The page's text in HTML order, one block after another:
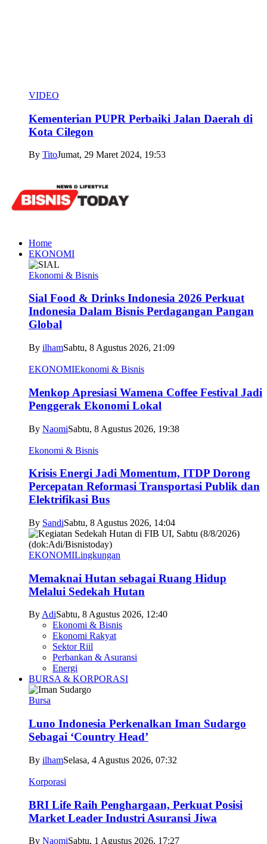
VIDEO
Kementerian PUPR Perbaiki Jalan Daerah di
Kota Cilegon
By TitoJumat, 29 Maret 2024, 19:53
Home
EKONOMI
Ekonomi & Bisnis
Sial Food & Drinks Indonesia 2026 Perkuat
Indonesia Dalam Bisnis Perdagangan Pangan
Global
By ilhamSabtu, 8 Agustus 2026, 21:09
EKONOMIEkonomi & Bisnis
Menkop Apresiasi Wamena Coffee Festival Jadi
Penggerak Ekonomi Lokal
By NaomiSabtu, 8 Agustus 2026, 19:38
Ekonomi & Bisnis
Krisis Energi Jadi Momentum, ITDP Dorong
Percepatan Reformasi Transportasi Publik dan
Elektrifikasi Bus
By SandiSabtu, 8 Agustus 2026, 14:04
EKONOMILingkungan
Memaknai Hutan sebagai Ruang Hidup
Melalui Sedekah Hutan
ByAdiSabtu, 8 Agustus 2026, 12:40
Ekonomi & Bisnis
Ekonomi Rakyat
Sektor Riil
Perbankan & Asuransi
Energi
BURSA & KORPORASI
Bursa
Luno Indonesia Perkenalkan Iman Sudargo
Sebagai ‘Country Head’
By ilhamSelasa, 4 Agustus 2026, 07:32
Korporasi
BRI Life Raih Penghargaan, Perkuat Posisi
Market Leader Industri Asuransi Jiwa
By NaomiSabtu, 1 Agustus 2026, 17:27